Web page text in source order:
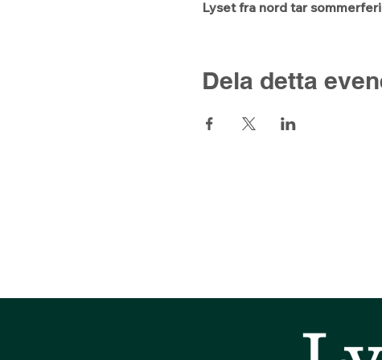
Lyset fra nord tar
Dela detta